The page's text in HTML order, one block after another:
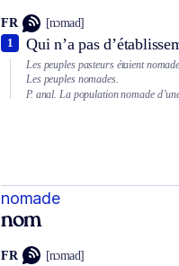
FR [nɔmad]
Qui n’a pas
1
Les peuples pasteurs étaient
Les peuples nomades.
P. anal. La population nomade
nomade
nom
FR [nɔmad]